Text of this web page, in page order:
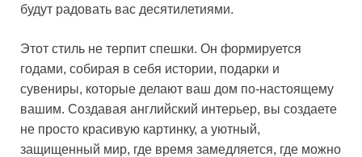
будут радовать вас десятилетиями.
Этот стиль не терпит спешки. Он формируется
годами, собирая в себя истории, подарки и
сувениры, которые делают ваш дом по-настоящему
вашим. Создавая английский интерьер, вы создаете
не просто красивую картинку, а уютный,
защищенный мир, где время замедляется, где можно